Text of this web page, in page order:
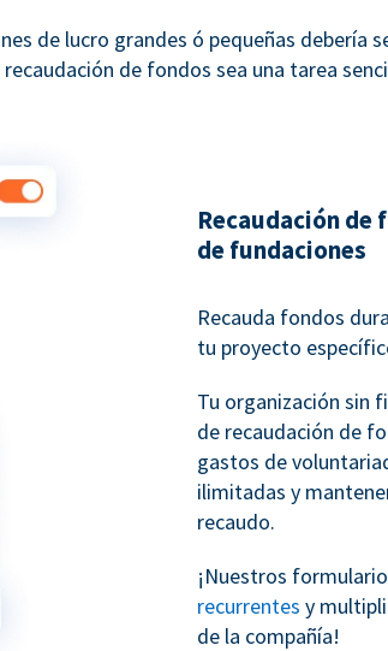
de lucro grandes ó pequeñas debería
recaudación de fondos sea una tarea
Recaudación
de fundaciones
Recauda fondos
tu proyecto
Tu organización sin
de recaudación de
gastos de
ilimitadas y
recaudo.
¡Nuestros
recurrentes y
de la compañía!